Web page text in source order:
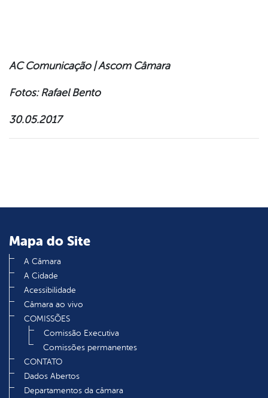
AC Comunicação | Ascom Câmara
Fotos: Rafael Bento
30.05.2017
Mapa do Site
A Câmara
A Cidade
Acessibilidade
Câmara ao vivo
COMISSÕES
Comissão Executiva
Comissões permanentes
CONTATO
Dados Abertos
Departamentos da câmara